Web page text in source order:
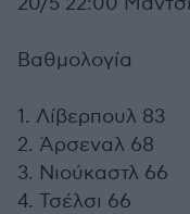
Βαθμολογία
1. Λίβερπουλ 83
2. Άρσεναλ 68
3. Νιούκαστλ 66
4. Τσέλσι 66